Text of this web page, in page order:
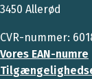
3450 Allerød
CVR-nummer:
Vores EAN-numre